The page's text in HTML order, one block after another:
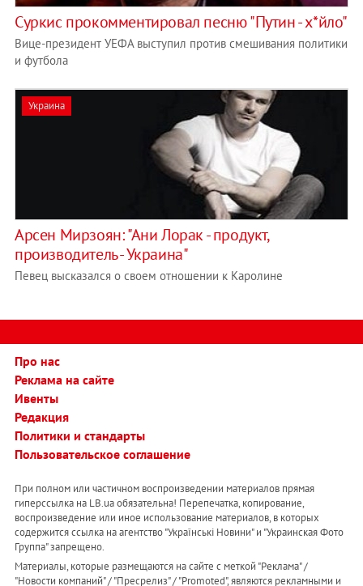
Суркис прокомментировал песню "Путин - х*йло"
Вице-президент УЕФА выступил против смешивания политики
и футбола
Украина
Арсен Мирзоян: "Ани Лорак - продукт,
производитель - Украина"
Певец высказался о своем отношении к Каролине
Про нас
Реклама на сайте
Ивенты
Редакция
Политики и стандарты
Пользовательское соглашение
При полном или частичном воспроизведении материалов прямая
гиперссылка на LB.ua обязательна! Перепечатка, копирование,
воспроизведение или иное использование материалов, в которых
содержится ссылка на агентство "Українськi Новини" и "Украинская Фото
Группа" запрещено.
Материалы, которые размещаются на сайте с меткой "Реклама" /
"Новости компаний" / "Пресрелиз" / "Promoted", являются рекламными и